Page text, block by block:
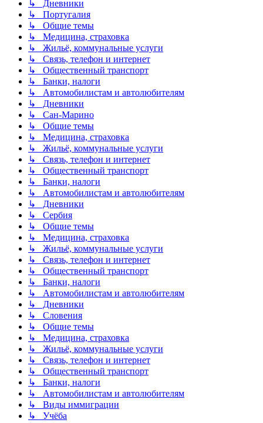
↳ Дневники
↳ Португалия
↳ Общие темы
↳ Медицина, страховка
↳ Жильё, коммунальные услуги
↳ Связь, телефон и интернет
↳ Общественный транспорт
↳ Банки, налоги
↳ Автомобилистам и автолюбителям
↳ Дневники
↳ Сан-Марино
↳ Общие темы
↳ Медицина, страховка
↳ Жильё, коммунальные услуги
↳ Связь, телефон и интернет
↳ Общественный транспорт
↳ Банки, налоги
↳ Автомобилистам и автолюбителям
↳ Дневники
↳ Сербия
↳ Общие темы
↳ Медицина, страховка
↳ Жильё, коммунальные услуги
↳ Связь, телефон и интернет
↳ Общественный транспорт
↳ Банки, налоги
↳ Автомобилистам и автолюбителям
↳ Дневники
↳ Словения
↳ Общие темы
↳ Медицина, страховка
↳ Жильё, коммунальные услуги
↳ Связь, телефон и интернет
↳ Общественный транспорт
↳ Банки, налоги
↳ Автомобилистам и автолюбителям
↳ Виды иммиграции
↳ Учёба